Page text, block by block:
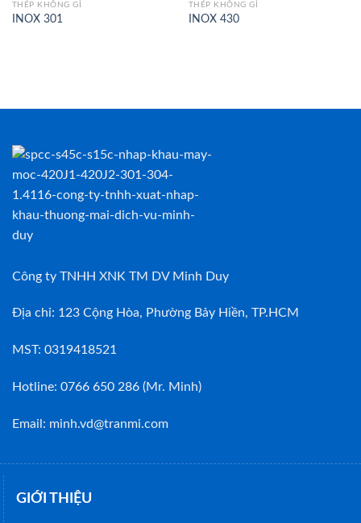
THÉP KHÔNG GỈ
INOX 301
THÉP KHÔNG GỈ
INOX 430
Công ty TNHH XNK TM DV Minh Duy
Địa chỉ: 123 Cộng Hòa, Phường Bảy Hiền, TP.HCM
MST: 0319418521
Hotline: 0766 650 286 (Mr. Minh)
Email: minh.vd@tranmi.com
GIỚI THIỆU